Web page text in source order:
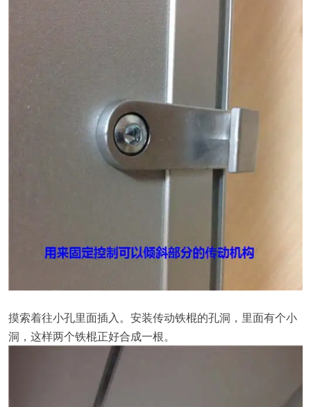
摸索着往小孔里面插入。安装传动铁棍的孔洞，里面有个小
洞，这样两个铁棍正好合成一根。